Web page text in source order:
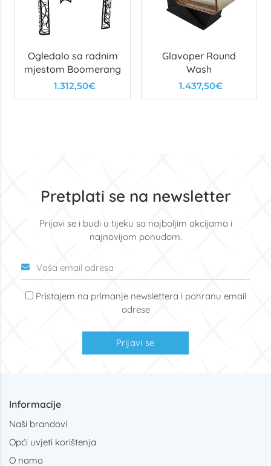
Ogledalo sa radnim
mjestom Boomerang
1.312,50€
Glavoper Round
Wash
1.437,50€
Pretplati se na newsletter
Prijavi se i budi u tijeku sa najboljim akcijama i
najnovijom ponudom.
Pristajem na primanje newslettera i pohranu email
adrese
Prijavi se
Informacije
Naši brandovi
Opći uvjeti korištenja
O nama